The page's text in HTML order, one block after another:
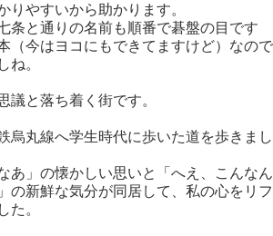
りやすいから助かります。
条と通りの名前も順番で碁盤の目です
（今はヨコにもできてますけど）なので
ね。
議と落ち着く街です。
烏丸線へ学生時代に歩いた道を歩きまし
あ」の懐かしい思いと「へえ、こんなん
の新鮮な気分が同居して、私の心をリフ
た。